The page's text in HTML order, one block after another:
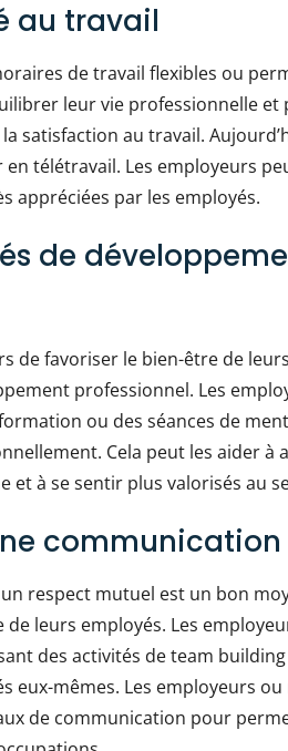
au travail
de travail flexibles ou
leur vie professionnelle et
satisfaction au travail.
télétravail. Les employeurs
appréciées par les employés.
de
de favoriser le bien-être de
professionnel. Les
ou des séances de
Cela peut les aider à
à se sentir plus valorisés au
communication
respect mutuel est un bon
leurs employés. Les
des activités de team building
eux-mêmes. Les employeurs
de communication pour